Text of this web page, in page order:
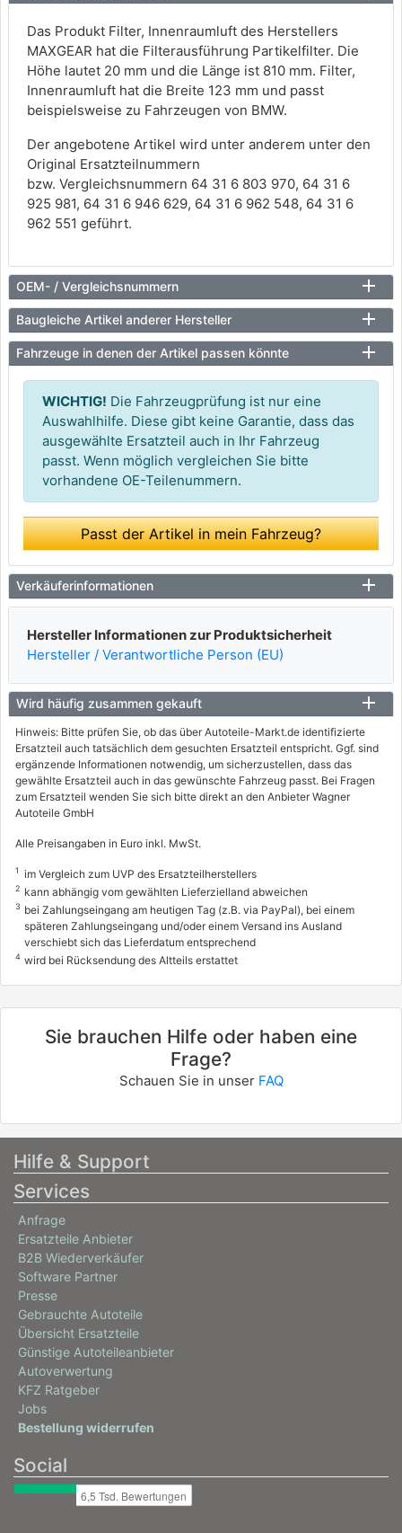
Das Produkt Filter, Innenraumluft des Herstellers
MAXGEAR hat die Filterausführung Partikelfilter. Die
Höhe lautet 20 mm und die Länge ist 810 mm. Filter,
Innenraumluft hat die Breite 123 mm und passt
beispielsweise zu Fahrzeugen von BMW.
Der angebotene Artikel wird unter anderem unter den
Original Ersatzteilnummern
bzw. Vergleichsnummern 64 31 6 803 970, 64 31 6
925 981, 64 31 6 946 629, 64 31 6 962 548, 64 31 6
962 551 geführt.
OEM- / Vergleichsnummern
Baugleiche Artikel anderer Hersteller
Fahrzeuge in denen der Artikel passen könnte
WICHTIG! Die Fahrzeugprüfung ist nur eine
Auswahlhilfe. Diese gibt keine Garantie, dass das
ausgewählte Ersatzteil auch in Ihr Fahrzeug
passt. Wenn möglich vergleichen Sie bitte
vorhandene OE-Teilenummern.
Passt der Artikel in mein Fahrzeug?
Verkäuferinformationen
Hersteller Informationen zur Produktsicherheit
Hersteller / Verantwortliche Person (EU)
Wird häufig zusammen gekauft
Hinweis: Bitte prüfen Sie, ob das über Autoteile-Markt.de identifizierte
Ersatzteil auch tatsächlich dem gesuchten Ersatzteil entspricht. Ggf. sind
ergänzende Informationen notwendig, um sicherzustellen, dass das
gewählte Ersatzteil auch in das gewünschte Fahrzeug passt. Bei Fragen
zum Ersatzteil wenden Sie sich bitte direkt an den Anbieter Wagner
Autoteile GmbH
Alle Preisangaben in Euro inkl. MwSt.
1 im Vergleich zum UVP des Ersatzteilherstellers
2 kann abhängig vom gewählten Lieferzielland abweichen
3 bei Zahlungseingang am heutigen Tag (z.B. via PayPal), bei einem
späteren Zahlungseingang und/oder einem Versand ins Ausland
verschiebt sich das Lieferdatum entsprechend
4 wird bei Rücksendung des Altteils erstattet
Sie brauchen Hilfe oder haben eine
Frage?
Schauen Sie in unser FAQ
Hilfe & Support
Services
Anfrage
Ersatzteile Anbieter
B2B Wiederverkäufer
Software Partner
Presse
Gebrauchte Autoteile
Übersicht Ersatzteile
Günstige Autoteileanbieter
Autoverwertung
KFZ Ratgeber
Jobs
Bestellung widerrufen
Social